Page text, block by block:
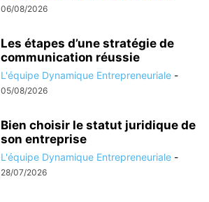
06/08/2026
Les étapes d’une stratégie de
communication réussie
L'équipe Dynamique Entrepreneuriale -
05/08/2026
Bien choisir le statut juridique de
son entreprise
L'équipe Dynamique Entrepreneuriale -
28/07/2026